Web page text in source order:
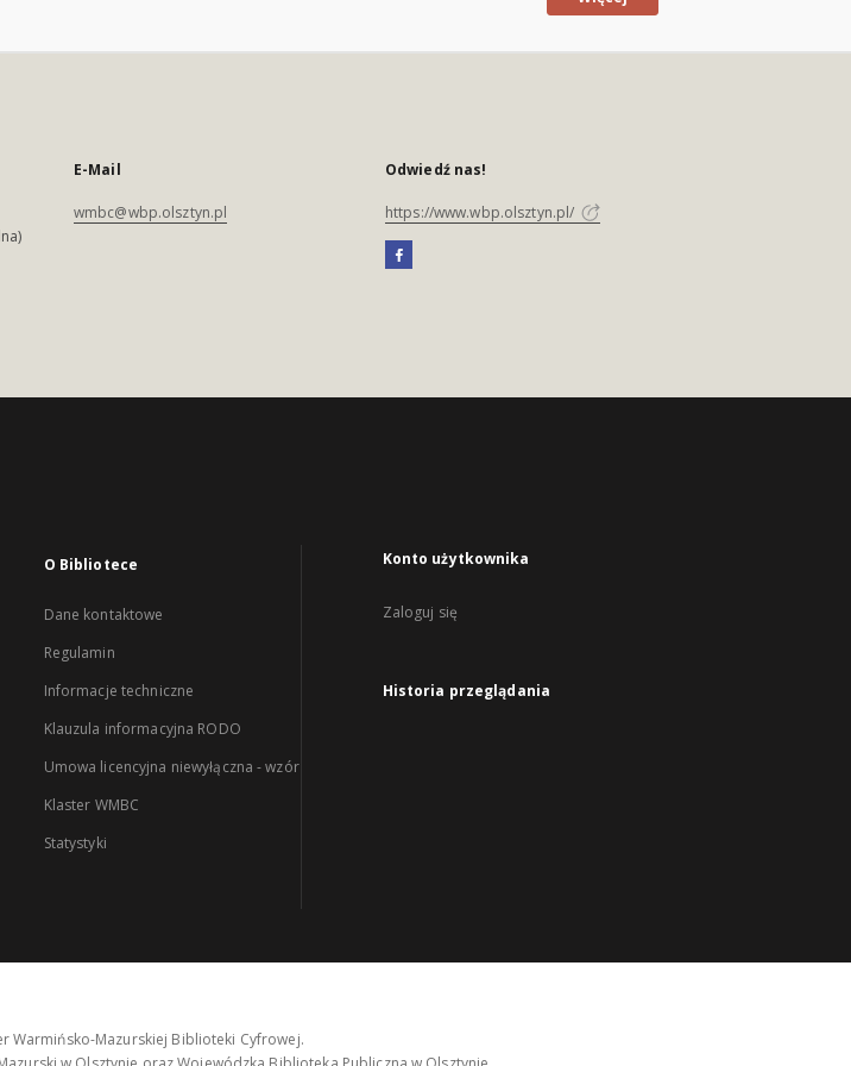
E-Mail
wmbc@wbp.olsztyn.pl
Odwiedź nas!
https://www.wbp.olsztyn.pl/
O Bibliotece
Dane kontaktowe
Regulamin
Informacje techniczne
Klauzula informacyjna RODO
Umowa licencyjna niewyłączna - wzór
Klaster WMBC
Statystyki
Konto użytkownika
Zaloguj się
Historia przeglądania
Warmińsko-Mazurskiej Biblioteki Cyfrowej.